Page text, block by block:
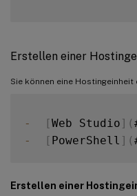
Erstellen einer
Sie können eine
- [Web Studio ] (
-
[ PowerShell ] (
Erstellen einer